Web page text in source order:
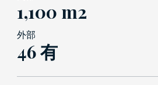
1,100 m2
外部
46 有